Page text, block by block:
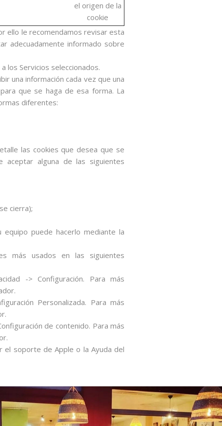
el origen de la
cookie
ello le recomendamos revisar esta
adecuadamente informado sobre
los Servicios seleccionados.
una información cada vez que una
que se haga de esa forma. La
diferentes:
las cookies que desea que se
aceptar alguna de las siguientes
cierra);
puede hacerlo mediante la
más usados en las siguientes
-> Configuración. Para más
Personalizada. Para más
de contenido. Para más
el soporte de Apple o la Ayuda del